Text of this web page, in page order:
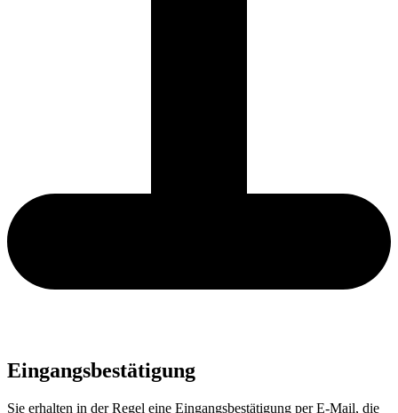
Eingangsbestätigung
Sie erhalten in der Regel eine Eingangsbestätigung per E-Mail, die